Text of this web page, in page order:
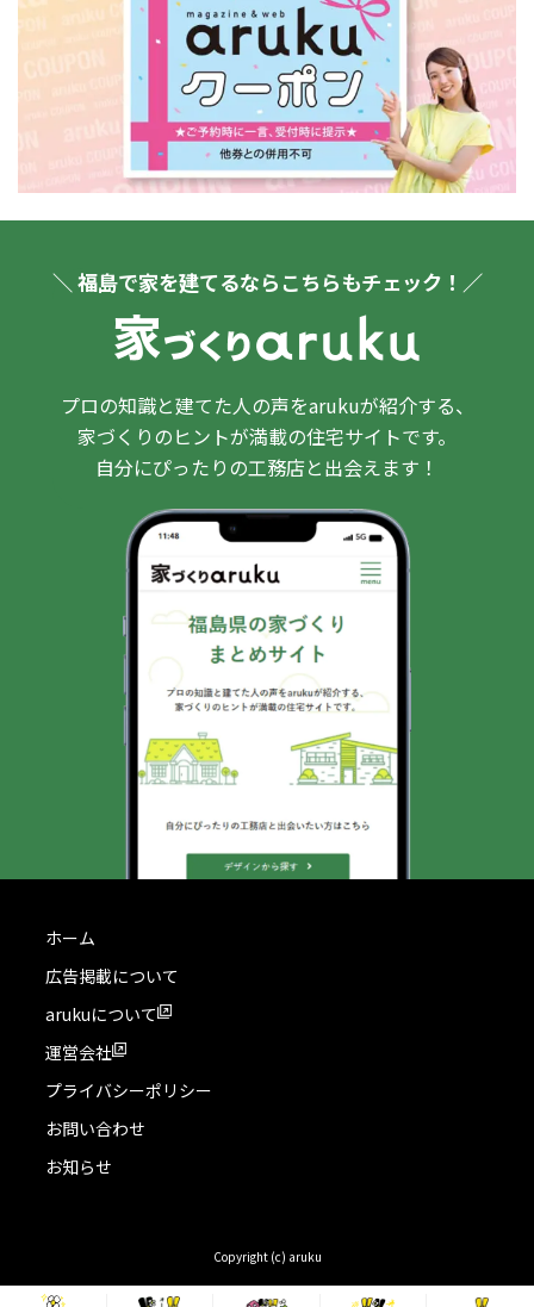
＼ 福島で家を建てるならこちらもチェック！／
プロの知識と建てた人の声をarukuが紹介する、
家づくりのヒントが満載の住宅サイトです。
自分にぴったりの工務店と出会えます！
ホーム
広告掲載について
arukuについて
運営会社
プライバシーポリシー
お問い合わせ
お知らせ
Copyright (c) aruku